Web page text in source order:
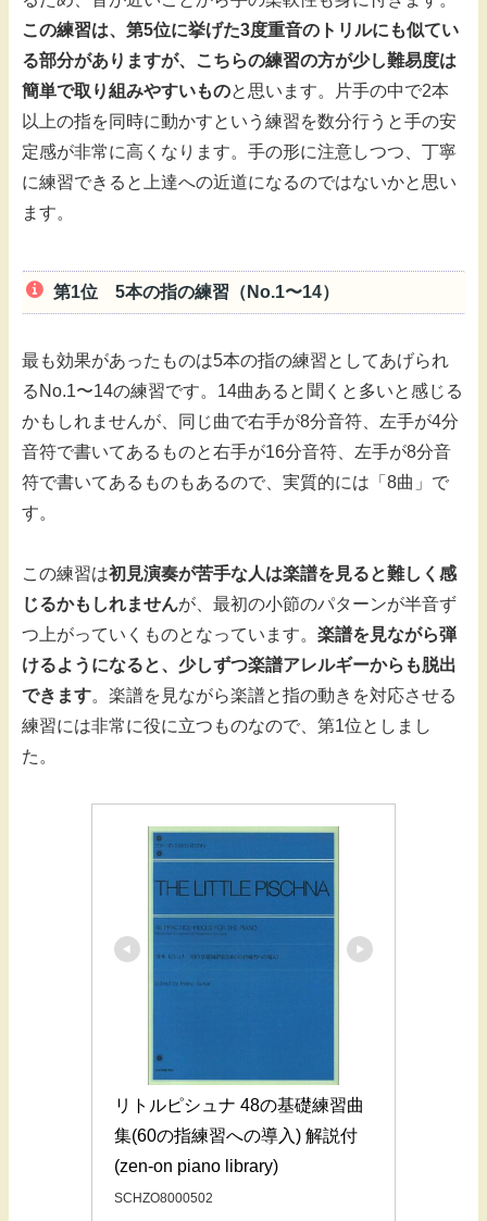
この練習は、第5位に挙げた3度重音のトリルにも似てい
る部分がありますが、こちらの練習の方が少し難易度は
簡単で取り組みやすいものと思います。片手の中で2本
以上の指を同時に動かすという練習を数分行うと手の安
定感が非常に高くなります。手の形に注意しつつ、丁寧
に練習できると上達への近道になるのではないかと思い
ます。
第1位 5本の指の練習（No.1〜14）
最も効果があったものは5本の指の練習としてあげられ
るNo.1〜14の練習です。14曲あると聞くと多いと感じる
かもしれませんが、同じ曲で右手が8分音符、左手が4分
音符で書いてあるものと右手が16分音符、左手が8分音
符で書いてあるものもあるので、実質的には「8曲」で
す。
この練習は初見演奏が苦手な人は楽譜を見ると難しく感
じるかもしれませんが、最初の小節のパターンが半音ず
つ上がっていくものとなっています。 楽譜を見ながら弾
けるようになると、少しずつ楽譜アレルギーからも脱出
できます。楽譜を見ながら楽譜と指の動きを対応させる
練習には非常に役に立つものなので、第1位としまし
た。
リトルピシュナ 48の基礎練習曲
集(60の指練習への導入) 解説付
(zen-on piano library)
SCHZO8000502